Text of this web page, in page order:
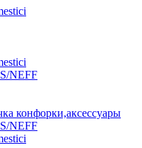
NEFF
конфорки,аксессуары
NEFF